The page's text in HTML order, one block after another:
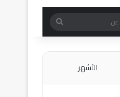
بحث
عن
الأشهر